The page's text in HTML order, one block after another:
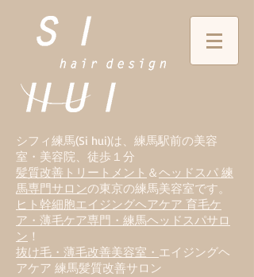
シフィ練馬(Si hui)は、 練馬駅前の美容
室・美容院、徒歩１分
髪質改善トリートメント ＆ヘッドスパ 練
馬専門サロンの東京の練馬美容室です。
ヒト幹細胞エイジングヘアケア 育毛ケ
ア・薄毛ケア専門・練馬ヘッドスパサロ
ン ！
抜け毛・薄毛改善美容室・ エイジングヘ
アケア 練馬髪質改善サロン